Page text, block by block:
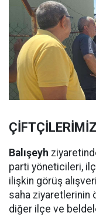
Balışeyh
parti yöneticileri,
ilişkin görüş
saha ziyaretlerinin
diğer ilçe ve